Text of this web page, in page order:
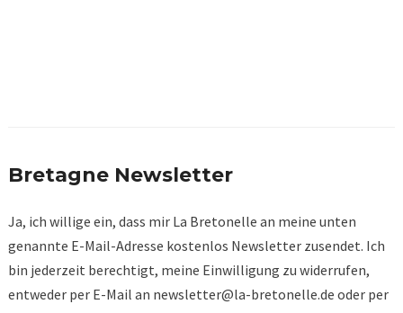
Bretagne Newsletter
Ja, ich willige ein, dass mir La Bretonelle an meine unten
genannte E-Mail-Adresse kostenlos Newsletter zusendet. Ich
bin jederzeit berechtigt, meine Einwilligung zu widerrufen,
entweder per E-Mail an newsletter@la-bretonelle.de oder per